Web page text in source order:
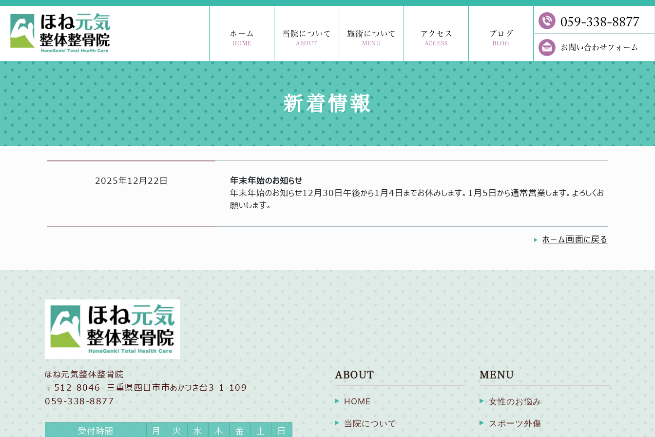
059-338-8877
お問い合わせフォーム
ホーム
HOME
当院について
ABOUT
施術について
MENU
アクセス
ACCESS
ブログ
BLOG
新着情報
2025年12月22日
年末年始のお知らせ
年末年始のお知らせ12月30日午後から1月4日までお休みします。1月5日から通常営業します。よろしくお
願いします。
ホーム画面に戻る
ほね元気整体整骨院
〒512-8046 三重県四日市市あかつき台3-1-109
059-338-8877
受付時間 月 火 水 木 金 土 日
ABOUT
HOME
当院について
MENU
女性のお悩み
スポーツ外傷